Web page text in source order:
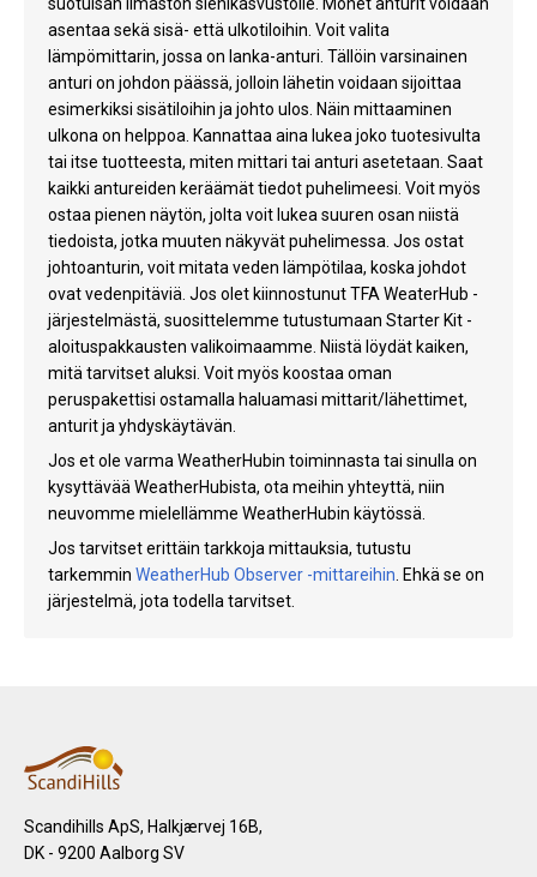
suotuisan ilmaston sienikasvustolle. Monet anturit voidaan
asentaa sekä sisä- että ulkotiloihin. Voit valita
lämpömittarin, jossa on lanka-anturi. Tällöin varsinainen
anturi on johdon päässä, jolloin lähetin voidaan sijoittaa
esimerkiksi sisätiloihin ja johto ulos. Näin mittaaminen
ulkona on helppoa. Kannattaa aina lukea joko tuotesivulta
tai itse tuotteesta, miten mittari tai anturi asetetaan. Saat
kaikki antureiden keräämät tiedot puhelimeesi. Voit myös
ostaa pienen näytön, jolta voit lukea suuren osan niistä
tiedoista, jotka muuten näkyvät puhelimessa. Jos ostat
johtoanturin, voit mitata veden lämpötilaa, koska johdot
ovat vedenpitäviä. Jos olet kiinnostunut TFA WeaterHub -
järjestelmästä, suosittelemme tutustumaan Starter Kit -
aloituspakkausten valikoimaamme. Niistä löydät kaiken,
mitä tarvitset aluksi. Voit myös koostaa oman
peruspakettisi ostamalla haluamasi mittarit/lähettimet,
anturit ja yhdyskäytävän.
Jos et ole varma WeatherHubin toiminnasta tai sinulla on
kysyttävää WeatherHubista, ota meihin yhteyttä, niin
neuvomme mielellämme WeatherHubin käytössä.
Jos tarvitset erittäin tarkkoja mittauksia, tutustu
tarkemmin WeatherHub Observer -mittareihin. Ehkä se on
järjestelmä, jota todella tarvitset.
Scandihills ApS, Halkjærvej 16B,
DK - 9200 Aalborg SV